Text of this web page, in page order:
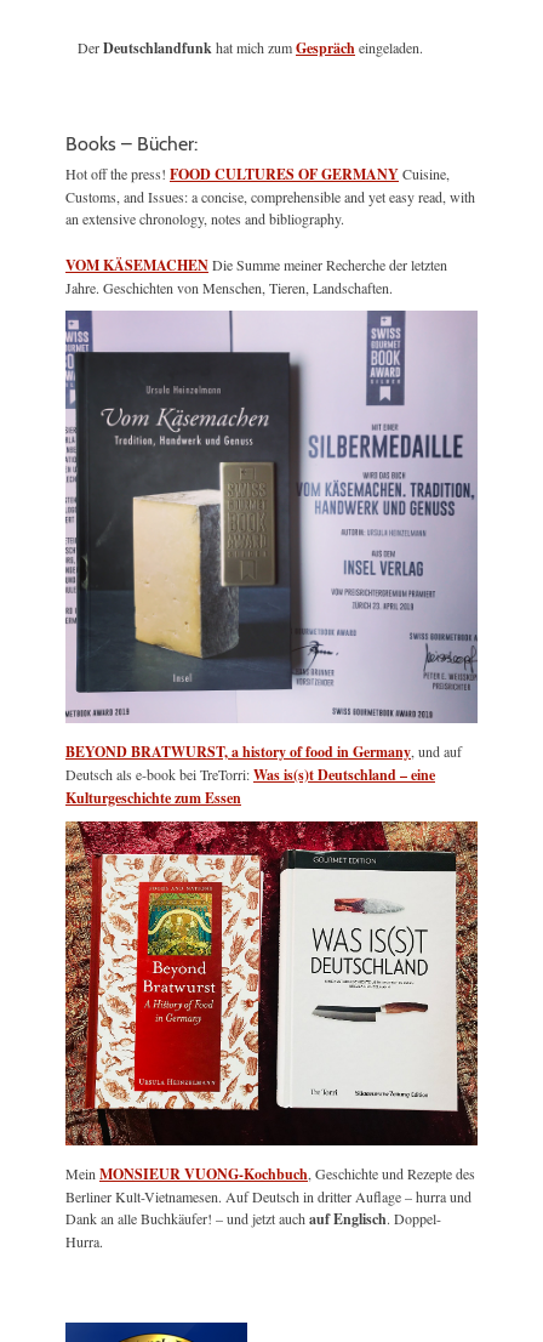
DerDeutschlandfunkhat mich zumGesprächeingeladen.
Books – Bücher:
Hot off the press! FOOD CULTURES OF GERMANYCuisine,
Customs, and Issues: a concise, comprehensible and yet easy read, with
an extensive chronology, notes and bibliography.
VOM KÄSEMACHENDie Summe meiner Recherche der letzten
Jahre. Geschichten von Menschen, Tieren, Landschaften.
BEYOND BRATWURST, a history of food in Germany , und auf
Deutsch als e-book bei TreTorri:Was is(s)t Deutschland – eine
Kulturgeschichte zum Essen
Mein MONSIEUR VUONG-Kochbuch , Geschichte und Rezepte des
Berliner Kult-Vietnamesen. Auf Deutsch in dritter Auflage – hurra und
Dank an alle Buchkäufer! – und jetzt auch auf Englisch. Doppel-
Hurra.